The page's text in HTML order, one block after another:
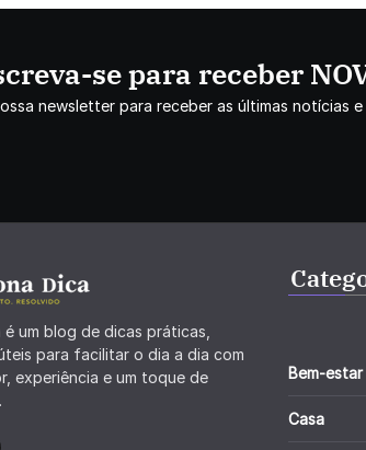
se para receber
newsletter para receber as últimas notícias
é um blog de dicas práticas,
para facilitar o dia a dia com
experiência e um toque de
Bem-estar
Casa